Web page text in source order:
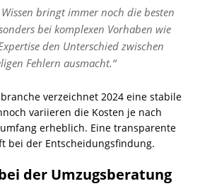
bringt immer noch die besten
bei komplexen Vorhaben wie
den Unterschied zwischen
Fehlern ausmacht.“
verzeichnet 2024 eine stabile
variieren die Kosten je nach
erheblich. Eine transparente
bei der Entscheidungsfindung.
der Umzugsberatung